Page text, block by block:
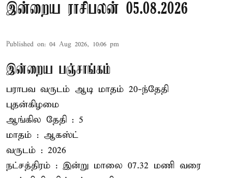
இன்றைய ராசிபலன் 05.08.2026
Published on: 04 Aug 2026, 10:06 pm
இன்றைய பஞ்சாங்கம்
பராபவ வருடம் ஆடி மாதம் 20-ந்தேதி
புதன்கிழமை
ஆங்கில தேதி : 5
மாதம் : ஆகஸ்ட்
வருடம் : 2026
நட்சத்திரம் : இன்று மாலை 07.32 மணி வரை